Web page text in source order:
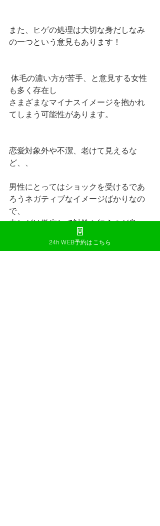
また、ヒゲの処理は大切な身だしなみ
の一つという意見もあります！
も多く存在し
さまざまなマイナスイメージを抱かれ
てしまう可能性があります。
恋愛対象外や不潔、老けて見えるな
ど、、
男性にとってはショックを受けるであ
ろうネガティブなイメージばかりなの
で、
青ヒゲは徹底して対策を行うのが良い
24h WEB予約はこちら